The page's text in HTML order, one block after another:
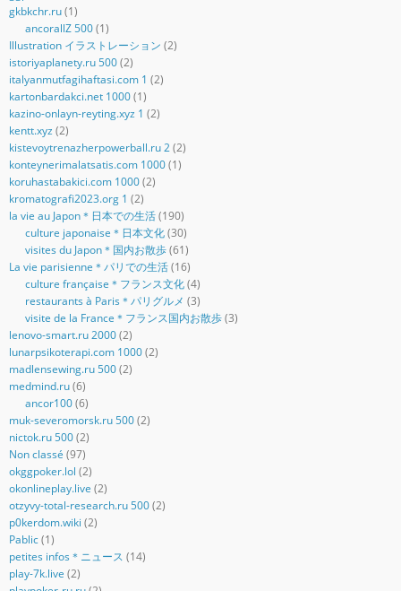
gkbkchr.ru(1)
ancorallZ 500(1)
Illustration イラストレーション (2)
istoriyaplanety.ru 500(2)
italyanmutfagihaftasi.com 1 (2)
kartonbardakci.net 1000(1)
kazino-onlayn-reyting.xyz 1 (2)
kentt.xyz (2)
kistevoytrenazherpowerball.ru 2(2)
konteynerimalatsatis.com 1000(1)
koruhastabakici.com 1000(2)
kromatografi2023.org 1 (2)
la vie au Japon＊日本での生活(190)
culture japonaise＊日本文化(30)
visites du Japon＊国内お散歩(61)
La vie parisienne＊パリでの生活(16)
culture française＊フランス文化(4)
restaurants à Paris＊パリグルメ (3)
visite de la France＊フランス国内お散歩(3)
lenovo-smart.ru 2000(2)
lunarpsikoterapi.com 1000(2)
madlensewing.ru 500(2)
medmind.ru(6)
ancor100(6)
muk-severomorsk.ru 500(2)
nictok.ru 500(2)
Non classé (97)
okggpoker.lol (2)
okonlineplay.live (2)
otzyvy-total-research.ru 500(2)
p0kerdom.wiki (2)
Pablic(1)
petites infos＊ニュース (14)
play-7k.live (2)